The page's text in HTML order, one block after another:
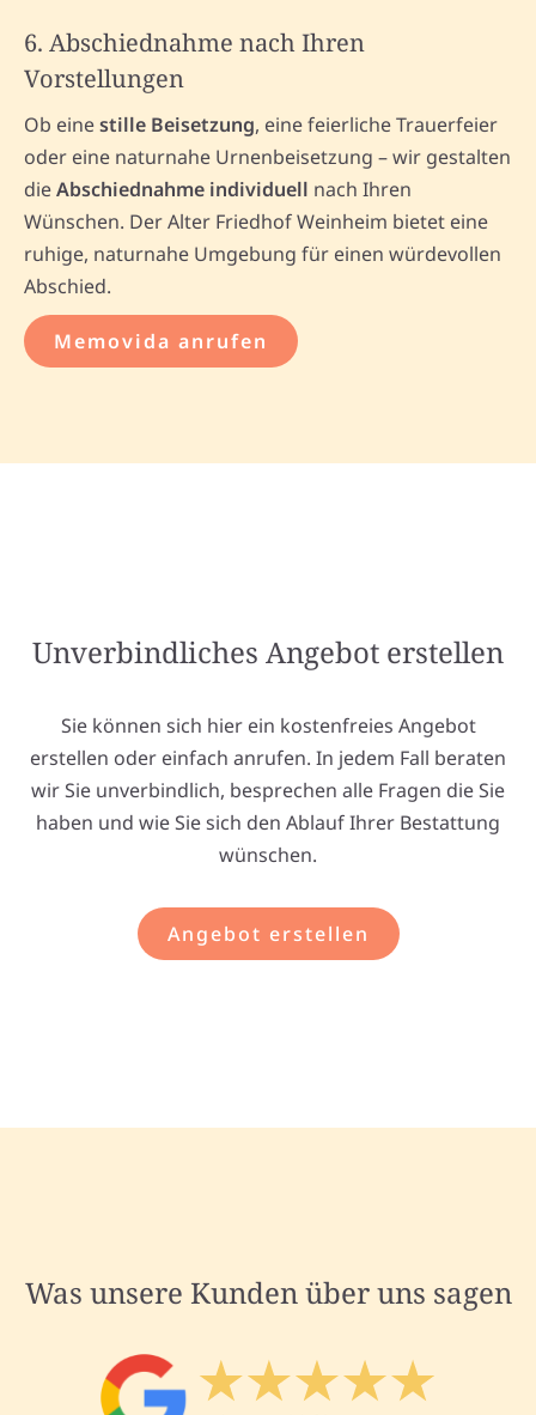
6. Abschiednahme nach Ihren
Vorstellungen
Ob einestille Beisetzung, eine feierliche Trauerfeier
oder eine naturnahe Urnenbeisetzung – wir gestalten
dieAbschiednahme individuell nach Ihren
Wünschen. Der Alter Friedhof Weinheim bietet eine
ruhige, naturnahe Umgebung für einen würdevollen
Abschied.
Memovida anrufen
Unverbindliches Angebot erstellen
Sie können sich hier ein kostenfreies Angebot
erstellen oder einfach anrufen. In jedem Fall beraten
wir Sie unverbindlich, besprechen alle Fragen die Sie
haben und wie Sie sich den Ablauf Ihrer Bestattung
wünschen.
Angebot erstellen
Was unsere Kunden über uns sagen